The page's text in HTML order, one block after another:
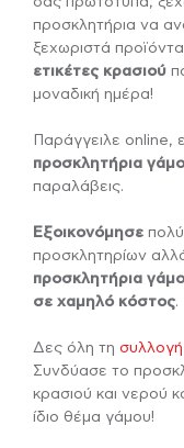
προσκλητήρια να
ξεχωριστά
ετικέτες κρασιού
μοναδική ημέρα!
Παράγγειλε online,
προσκλητήρια
παραλάβεις.
Εξοικονόμησε
προσκλητηρίων
προσκλητήρια
σε χαμηλό κόστος.
Δες όλη τη
Συνδύασε το
κρασιού και νερού
ίδιο θέμα γάμου!